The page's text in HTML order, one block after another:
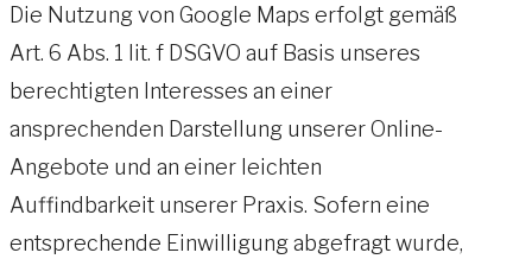
Die Nutzung von Google Maps erfolgt gemäß
Art. 6 Abs. 1 lit. f DSGVO auf Basis unseres
berechtigten Interesses an einer
ansprechenden Darstellung unserer Online-
Angebote und an einer leichten
Auffindbarkeit unserer Praxis. Sofern eine
entsprechende Einwilligung abgefragt wurde,